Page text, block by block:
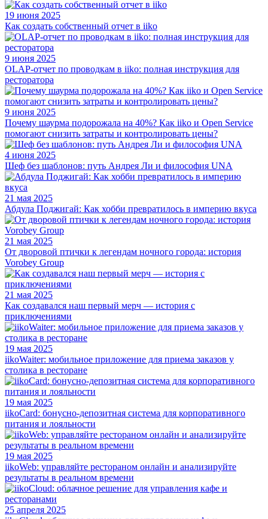
19 июня 2025
Как создать собственный отчет в iiko
9 июня 2025
OLAP-отчет по проводкам в iiko: полная инструкция для
ресторатора
9 июня 2025
Почему шаурма подорожала на 40%? Как iiko и Open Service
помогают снизить затраты и контролировать цены?
4 июня 2025
Шеф без шаблонов: путь Андрея Ли и философия UNA
21 мая 2025
Абдула Поджигай: Как хобби превратилось в империю вкуса
21 мая 2025
От дворовой птички к легендам ночного города: история
Vorobey Group
21 мая 2025
Как создавался наш первый мерч — история с
приключениями
19 мая 2025
iikoWaiter: мобильное приложение для приема заказов у
столика в ресторане
19 мая 2025
iikoCard: бонусно-депозитная система для корпоративного
питания и лояльности
19 мая 2025
iikoWeb: управляйте рестораном онлайн и анализируйте
результаты в реальном времени
25 апреля 2025